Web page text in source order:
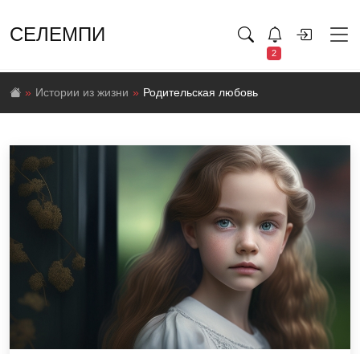
СЕЛЕМПИ
2
Истории из жизни Родительская любовь